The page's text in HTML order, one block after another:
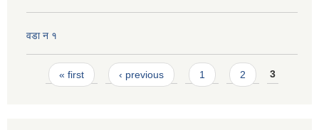
वडा न १
Pages
« first ‹ previous 1 2 3